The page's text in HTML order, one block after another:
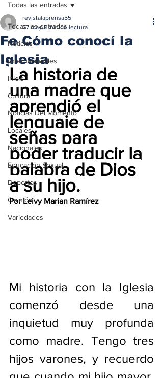
Todas las entradas
Noticias
iInternacionales
Inicio
Cultura
Noticias Del Momento
Locales
Nacionales
Educación Sexual
Deportes
Opinión
Variedades
Todas las entradas
Fe Cómo conocí la
Iglesia
revistalaprensa55
27 may 3 min de lectura
La historia de
una madre que
aprendió el
lenguaje de
señas para
poder traducir la
palabra de Dios
a su hijo.
Por Leivy Marian Ramírez
Mi historia con la Iglesia
comenzó desde una
inquietud muy profunda
como madre. Tengo tres
hijos varones, y recuerdo